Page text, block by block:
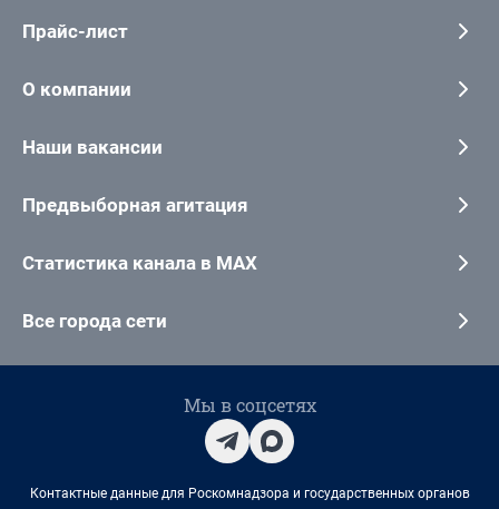
Прайс-лист
О компании
Наши вакансии
Предвыборная агитация
Статистика канала в MAX
Все города сети
Мы в соцсетях
Контактные данные для Роскомнадзора и государственных органов